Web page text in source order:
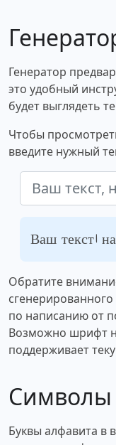
Генератор
это удобный
будет выглядеть
Чтобы
введите нужный
Ваш текст,
Обратите
по написанию от
Возможно шрифт
поддерживает
Символы
Буквы алфавита в